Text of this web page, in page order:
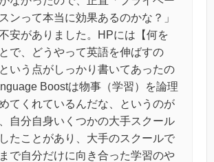
ンって本当に効果あるのかな？」
安がありました。HPには【何を
で、どうやって英語を伸ばすの
いう点がしっかり書いてあったの
Boostは物事（学習）を論理
てくれているんだな、というのが
自分自身いくつかの大手スクール
たことがあり、大手のスクールで
で自分だけに向き合った学習のや